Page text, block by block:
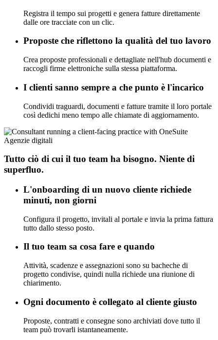
Registra il tempo sui progetti e genera fatture direttamente
dalle ore tracciate con un clic.
Proposte che riflettono la qualità del tuo lavoro
Crea proposte professionali e dettagliate nell'hub documenti e
raccogli firme elettroniche sulla stessa piattaforma.
I clienti sanno sempre a che punto è l'incarico
Condividi traguardi, documenti e fatture tramite il loro portale
così dedichi meno tempo alle chiamate di aggiornamento.
Agenzie digitali
Tutto ciò di cui il tuo team ha bisogno. Niente di
superfluo.
L'onboarding di un nuovo cliente richiede
minuti, non giorni
Configura il progetto, invitali al portale e invia la prima fattura
tutto dallo stesso posto.
Il tuo team sa cosa fare e quando
Attività, scadenze e assegnazioni sono su bacheche di
progetto condivise, quindi nulla richiede una riunione di
chiarimento.
Ogni documento è collegato al cliente giusto
Proposte, contratti e consegne sono archiviati dove tutto il
team può trovarli istantaneamente.